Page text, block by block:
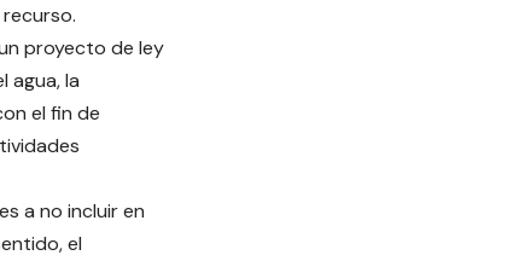
proyecto de ley
agua, la
el fin de
a no incluir en
el